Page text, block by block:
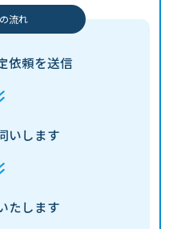
流れ
依頼を送信
いします
たします